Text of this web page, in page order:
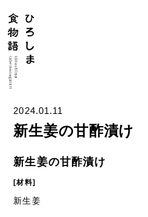
2024.01.11
新生姜の甘酢漬け
新生姜の甘酢漬け
[材料]
新生姜